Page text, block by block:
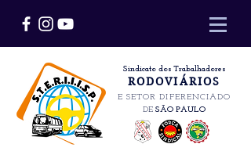
Sindicato dos Trabalhadores
RODOVIÁRIOS
E SETOR DIFERENCIADO
DE SÃO PAULO